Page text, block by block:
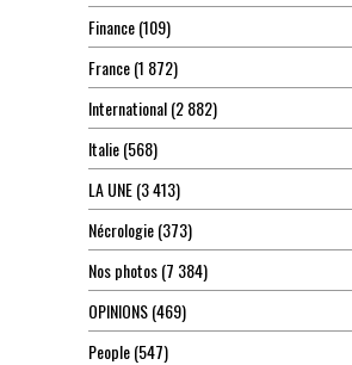
Finance(109)
France(1 872)
International(2 882)
Italie(568)
LA UNE(3 413)
Nécrologie(373)
Nos photos(7 384)
OPINIONS(469)
People(547)